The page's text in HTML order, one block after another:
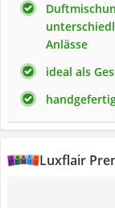
Anlässe
ideal als
Luxflair